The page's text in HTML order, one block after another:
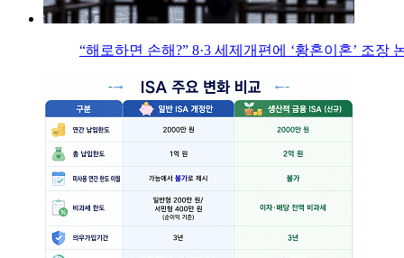
“해로하면 손해?” 8·3 세제개편에 ‘황혼이혼’ 조장